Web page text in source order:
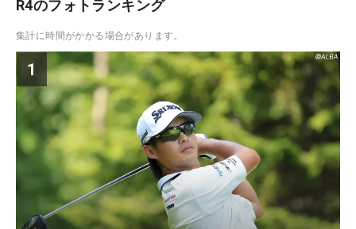
R4のフォトランキング
集計に時間がかかる場合があります。
1